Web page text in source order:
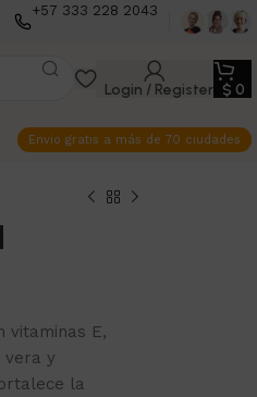
+57 333 228 2043
Login / Register $ 0
Envio gratis a más de 70 ciudades
vitaminas E,
vera y
la